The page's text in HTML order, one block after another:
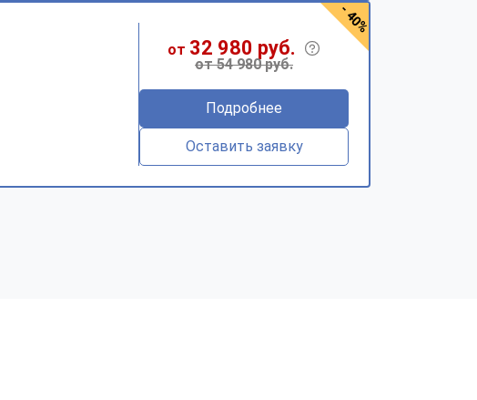
от 32 980 руб.
от 54 980 руб.
Подробнее
Оставить заявку
- 40%